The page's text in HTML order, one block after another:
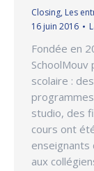
Closing, Les
16 juin 2016
Fondée en
scolaire :
studio, des
cours ont
enseignants
aux